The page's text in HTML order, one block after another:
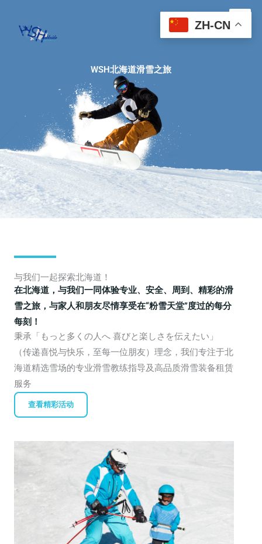
WSH北海道滑雪之旅
与我们一起探索北海道！
在北海道，与我们一同体验专业、安全、周到、精彩的滑
雪之旅，与家人和朋友尽情享受在“粉雪天堂”度过的每分
每刻！
秉承「もっと多くの人へ 喜びと楽しさを伝えたい」
（传递喜悦与快乐，至每一位朋友）理念，我们专注于北
海道精选雪场的专业滑雪教练指导及高品质滑雪装备租赁
服务
查看精彩活动
ZH-CN